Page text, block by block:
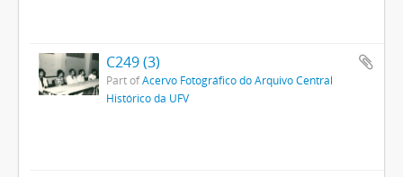
C249 (3)
Part ofAcervo Fotográfico do Arquivo Central
Histórico da UFV